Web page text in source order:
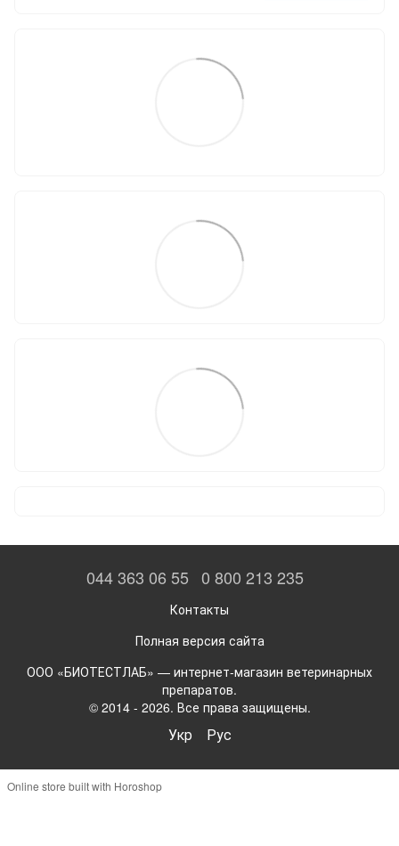
044 363 06 55 0 800 213 235
Контакты
Полная версия сайта
ООО «БИОТЕСТЛАБ» — интернет-магазин ветеринарных
препаратов.
© 2014 - 2026. Все права защищены.
Укр Рус
Online store built with Horoshop